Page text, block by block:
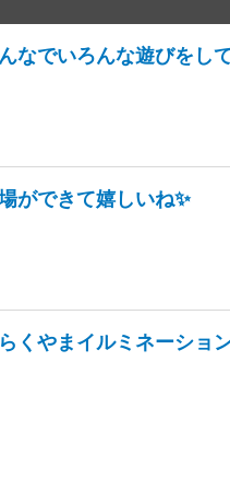
なでいろんな遊びをし
ができて嬉しいね✨
くやまイルミネーショ